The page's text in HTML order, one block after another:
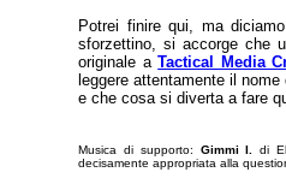
Potrei finire qui, ma
sforzettino, si accorge che
originale aTactical Media
leggere attentamente il
e che cosa si diverta a fare
Musica di supporto: Gimmi I.
di
decisamente appropriata alla